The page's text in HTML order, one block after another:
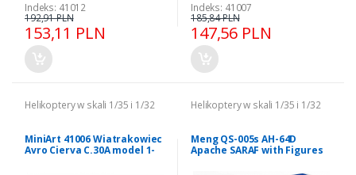
Indeks: 41012
153,11 PLN
192,91 PLN
Indeks: 41007
147,56 PLN
185,84 PLN
Helikoptery w skali 1/35 i 1/32
MiniArt 41006 Wiatrakowiec
Avro Cierva C.30A model 1-
Helikoptery w skali 1/35 i 1/32
Meng QS-005s AH-64D
Apache SARAF with Figures